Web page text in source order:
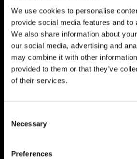
We use cookies to personalise
provide social media features and to
We also share information about
our social media, advertising and
may combine it with other
provided to them or that they’ve
of their services.
Selection
Necessary
Preferences